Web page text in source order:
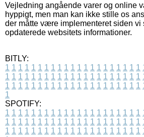
Vejledning angående varer og online
hyppigt, men man kan ikke stille os
der måtte være implementeret siden vi
opdaterede websitets informationer.
BITLY:
1 1 1 1 1 1 1 1 1 1 1 1 1 1 1 1 1 1 1 1 1
1 1 1 1 1 1 1 1 1 1 1 1 1 1 1 1 1 1 1 1 1
1 1 1 1 1 1 1 1 1 1 1 1 1 1 1 1 1 1 1 1 1
1
SPOTIFY:
1 1 1 1 1 1 1 1 1 1 1 1 1 1 1 1 1 1 1 1 1
1 1 1 1 1 1 1 1 1 1 1 1 1 1 1 1 1 1 1 1 1
1 1 1 1 1 1 1 1 1 1 1 1 1 1 1 1 1 1 1 1 1